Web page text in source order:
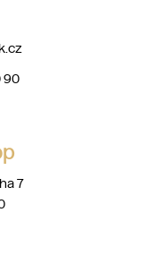
90
7